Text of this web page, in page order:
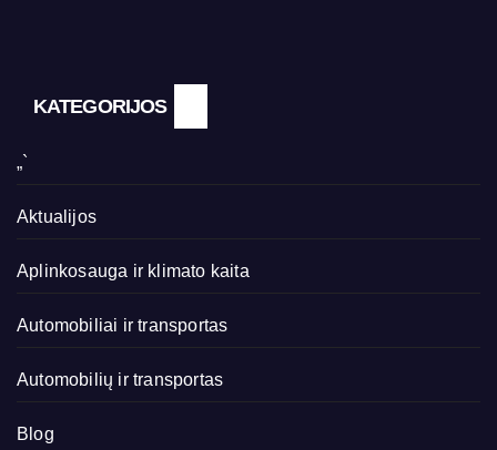
KATEGORIJOS
„`
Aktualijos
Aplinkosauga ir klimato kaita
Automobiliai ir transportas
Automobilių ir transportas
Blog